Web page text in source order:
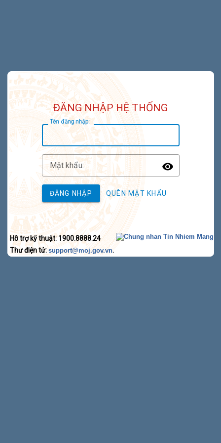
ĐĂNG NHẬP HỆ THỐNG
Tên đăng nhập:
Mật khẩu:
Toggle
ĐĂNG NHẬP QUÊN MẬT KHẨU
Hỗ trợ kỹ thuật: 1900.8888.24
Thư điện tử: support@moj.gov.vn.